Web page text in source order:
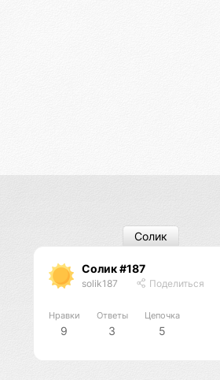
Солик #187
solik187 Поделиться
Нравки
9
Ответы
3
Цепочка
5
Солик